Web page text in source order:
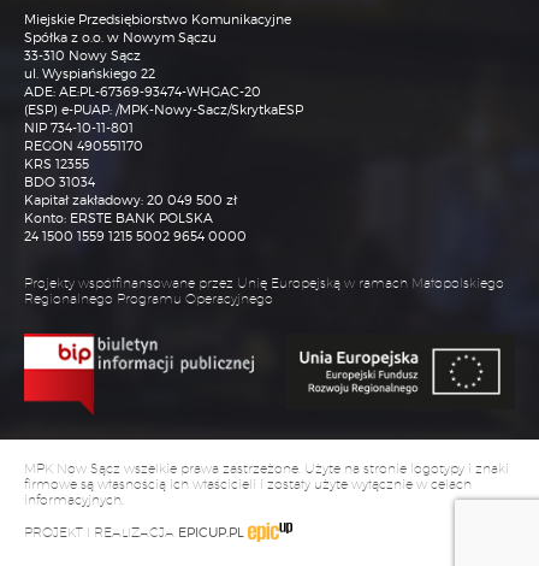
jest pod numerem tel. nr. 18 473-68-93 lub adresem email:
iod@mpk.nowysacz.pl
3) Przetwarzanie Pani/Pana danych osobowych będzie się
odbywać na podstawie art.6 RODO i w celu
marketingowym. W przypadku kierowania do
Administratora korespondencji e-mailowej, dane
osobowe zawarte w tej korespondencji są przetwarzane
wyłącznie w celu komunikacji i załatwienia sprawy, której
dotyczy ta korespondencja. Podstawą prawną
korespondencji kierowanej do niego w związku z
prowadzoną działalnością gospodarczą. Administrator
przetwarza jedynie dane osobowe relewantne dla sprawy,
której dotyczy korespondencja.
takim wypadku, na początku rozmowy przekazywana jest
informacja w tym zakresie. Rozmowy są rejestrowane w
statystycznych. Nagrania są dostępne wyłącznie dla
pracowników Administratora oraz osób obsługujących
infolinię administratora. Dane osobowe w postaci
nagrania rozmowy są przetwarzane:- w celach związanych
usługę – podstawą prawną przetwarzania jest niezbędność
5) Dane osobowe są przetwarzane w środowisku
informatycznym, co oznacza, że mogą być także
zapewnienia bezpieczeństwa i poprawnego
funkcjonowania systemów informatycznych.
Miejskie Przedsiębiorstwo Komunikacyjne
Spółka z o.o. w Nowym Sączu
33-310 Nowy Sącz
ul. Wyspiańskiego 22
ADE: AE:PL-67369-93474-WHGAC-20
(ESP) e-PUAP: /MPK-Nowy-Sacz/SkrytkaESP
NIP 734-10-11-801
REGON 490551170
KRS 12355
BDO 31034
Kapitał zakładowy: 20 049 500 zł
Konto: ERSTE BANK POLSKA
24 1500 1559 1215 5002 9654 0000
Projekty współfinansowane przez Unię Europejską w ramach Małopolskiego
Regionalnego Programu Operacyjnego
MPK Now Sącz wszelkie prawa zastrzeżone. Użyte na stronie logotypy i znaki
firmowe są własnością ich właścicieli i zostały użyte wyłącznie w celach
informacyjnych.
PROJEKT I REALIZACJA EPICUP.PL